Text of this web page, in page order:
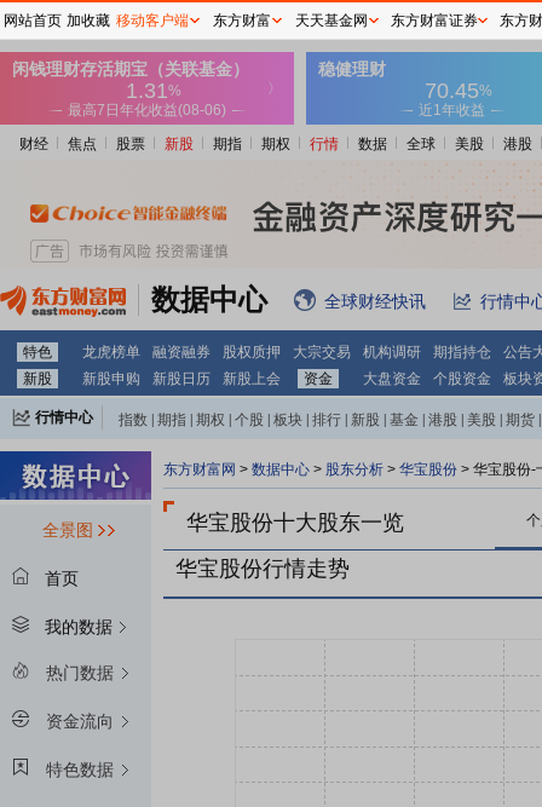
财经 焦点 股票 新股 期指 期权 行情 数据 全球 美股 港股
数据中心 全球财经快讯 行情中
特色 龙虎榜单 融资融券 股权质押 大宗交易 机构调研 期指持仓
公告
新股
新股申购 新股日历 新股上会 资金 大盘资金 个股资金 板块
行情中心 指数 期指 期权 个股 板块 排行 新股 基金 港股 美股 期货
全景图
首页
我的数据
热门数据
资金流向
特色数据
东方财富网 > 数据中心 > 股东分析 > 华宝股份 > 华宝股份-
华宝股份十大股东一览
华宝股份行情走势
网站首页 加收藏 移动客户端 东方财富 天天基金网 东方财富证券 东方